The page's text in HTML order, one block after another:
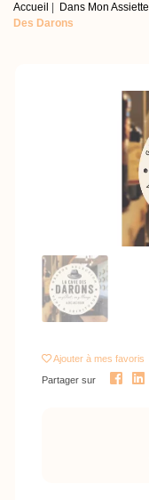
Accueil Dans Mon Assiette
Des Darons
Ajouter à mes favoris
Partager sur